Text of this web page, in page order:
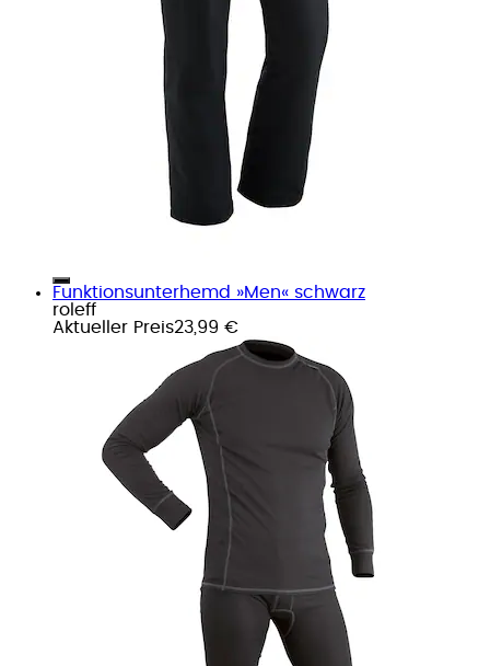
Funktionsunterhemd »Men« schwarz
roleff
Aktueller Preis23,99 €